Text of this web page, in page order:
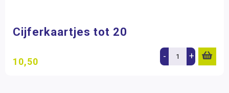
Cijferkaartjes tot 20
10,50 - +